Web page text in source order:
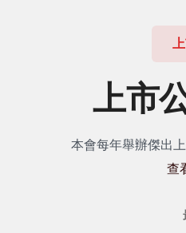
上市
本會每年舉辦傑出
查